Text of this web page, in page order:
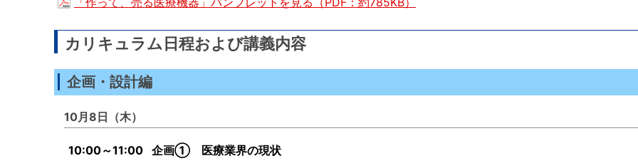
カリキュラム日程および講義内容
企画・設計編
10月8日（木）
10:00～11:00 企画① 医療業界の現状